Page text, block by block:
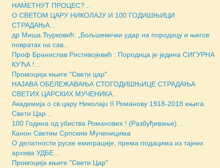
НАМЕТНУТ ПРОЦЕС?...
О СВЕТОМ ЦАРУ НИКОЛАЈУ И 100 ГОДИШЊИЦИ
СТРАДАЊА...
др Миша Ђурковић: „Бољшевички удар на породицу и његов
повратак на сав...
Проф Бранислав Ристивојевић : Породица је једина СИГУРНА
КУЋА !...
Промоција књиге "Свети цар"
НАЈАВА ОБЕЛЕЖАВАЊА СТОГОДИШЊИЦЕ СТРАДАЊА
СВЕТИХ ЦАРСКИХ МУЧЕНИКА...
Академија о св цару Николајu II Романову 1918-2018 књига
Свети Цар...
100 Година од убиства Романових ! (Разбуђивање)...
Канон Светим Српским Мученицима
O делатности руске емиграције, према подацима из тајних
архива УДБЕ...
Промоција књиге "Свети Цар"